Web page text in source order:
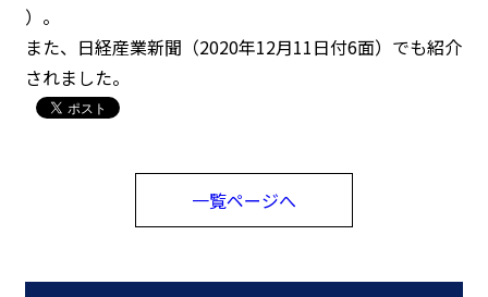
）。
また、日経産業新聞（2020年12月11日付6面）でも紹介
されました。
一覧ページへ